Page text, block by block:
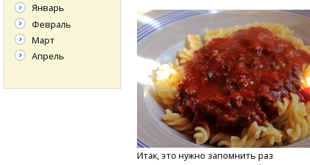
Итак, это нужно запомнить раз
Январь
Февраль
Март
Апрель